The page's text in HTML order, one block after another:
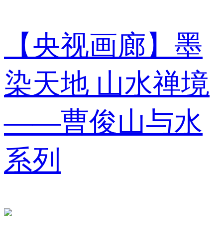
【央视画廊】墨
染天地 山水禅境
——曹俊山与水
系列